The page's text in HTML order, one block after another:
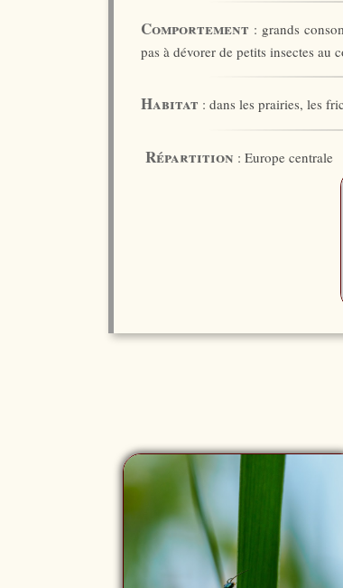
Comportement : grands
pas à dévorer de petits insectes au
Habitat : dans les prairies, les
Répartition : Europe centrale